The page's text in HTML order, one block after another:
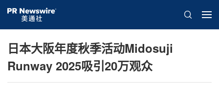
日本大阪年度秋季活动Midosuji
Runway 2025吸引20万观众